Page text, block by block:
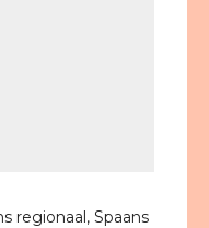
regionaal, Spaans